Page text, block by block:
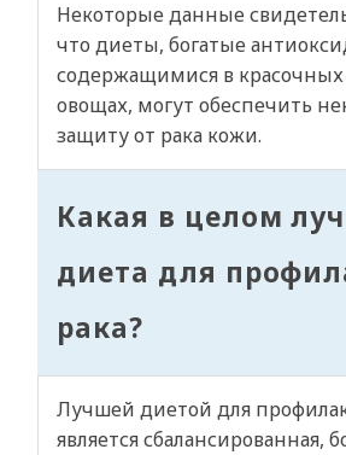
Некоторые данные
что диеты, богатые
содержащимися в красочных
овощах, могут обеспечить
защиту от рака кожи.
Какая в целом
диета для
рака?
Лучшей диетой для
является сбалансированная,